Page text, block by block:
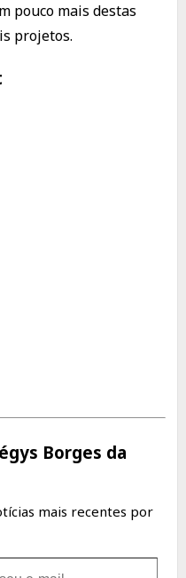
pouco mais destas
projetos.
Borges da
mais recentes por